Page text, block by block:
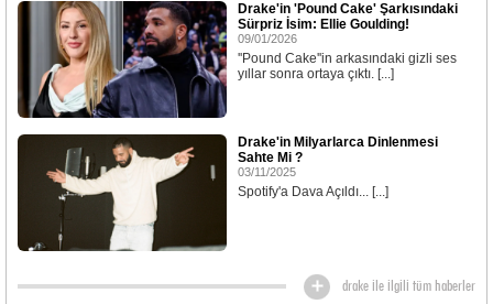
Drake'in 'Pound Cake' Şarkısındaki
Sürpriz İsim: Ellie Goulding!
09/01/2026
''Pound Cake''in arkasındaki gizli ses
yıllar sonra ortaya çıktı. [...]
Drake'in Milyarlarca Dinlenmesi
Sahte Mi ?
03/11/2025
Spotify'a Dava Açıldı... [...]
drake ile ilgili tüm haberler